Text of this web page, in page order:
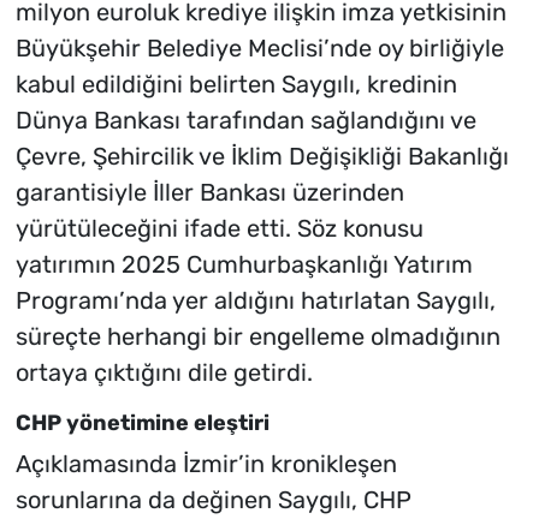
milyon euroluk krediye ilişkin imza yetkisinin
Büyükşehir Belediye Meclisi’nde oy birliğiyle
kabul edildiğini belirten Saygılı, kredinin
Dünya Bankası tarafından sağlandığını ve
Çevre, Şehircilik ve İklim Değişikliği Bakanlığı
garantisiyle İller Bankası üzerinden
yürütüleceğini ifade etti. Söz konusu
yatırımın 2025 Cumhurbaşkanlığı Yatırım
Programı’nda yer aldığını hatırlatan Saygılı,
süreçte herhangi bir engelleme olmadığının
ortaya çıktığını dile getirdi.
CHP yönetimine eleştiri
Açıklamasında İzmir’in kronikleşen
sorunlarına da değinen Saygılı, CHP